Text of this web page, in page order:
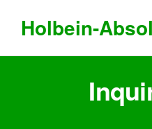
Holbein-